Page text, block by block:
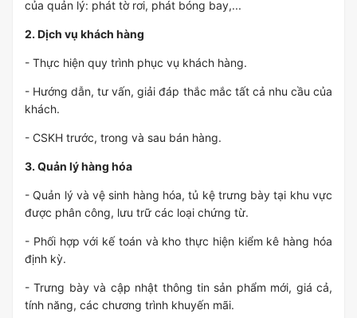
của quản lý: phát tờ rơi, phát bóng bay,...
2. Dịch vụ khách hàng
- Thực hiện quy trình phục vụ khách hàng.
- Hướng dẫn, tư vấn, giải đáp thắc mắc tất cả nhu cầu của
khách.
- CSKH trước, trong và sau bán hàng.
3. Quản lý hàng hóa
- Quản lý và vệ sinh hàng hóa, tủ kệ trưng bày tại khu vực
được phân công, lưu trữ các loại chứng từ.
- Phối hợp với kế toán và kho thực hiện kiểm kê hàng hóa
định kỳ.
- Trưng bày và cập nhật thông tin sản phẩm mới, giá cả,
tính năng, các chương trình khuyến mãi.